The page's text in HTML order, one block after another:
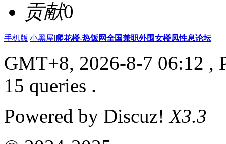
贡献0
手机版|小黑屋|爬花楼-热饭网全国兼职外围女楼凤性息论坛
GMT+8, 2026-8-7 06:12 ,
15 queries .
Powered by Discuz!X3.3